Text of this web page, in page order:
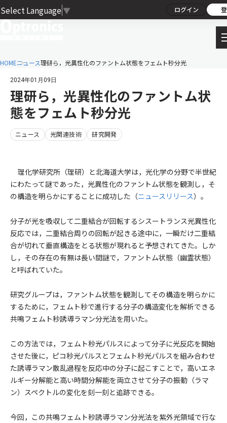
Select Language ▼ ログイン
HOMEニュース理研ら，光異性化のファントム状態をフェムト秒分光
2024年01月09日
理研ら，光異性化のファントム状
態をフェムト秒分光
ニュース 光関連技術 研究開発
理化学研究所（理研）と北海道大学は，光化学の分野で半世紀
にわたって謎であった，光異性化のファントム状態を観測し，そ
の構造を明らかにすることに成功した（ニュースリリース）。
分子が光を吸収して二重結合が回転するシスートランス光異性化
反応では，二重結合周りの回転が起きる途中に，一瞬だけ二重結
合が切れて垂直構造をとる状態が現れると予想されてきた。しか
し，その存在の有無は長い間謎で，ファントム状態（幽霊状態）
と呼ばれていた。
研究グループは，ファントム状態を観測してその構造を明らかに
するために，フェムト秒で進行する分子の構造変化を解析できる
共鳴フェムト秒誘導ラマン分光法を用いた。
この方法では，フェムト秒光パルスによって分子に光反応を開始
させた後に，ピコ秒光パルスとフェムト秒光パルスを組み合わせ
た誘導ラマン散乱過程を反応中の分子に起こすことで，高いエネ
ルギー分解能と高い時間分解能を両立させて分子の振動（ラマ
ン）スペクトルの変化を刻一刻と追跡できる。
今回，この共鳴フェムト秒誘導ラマン分光法を紫外光領域で行な